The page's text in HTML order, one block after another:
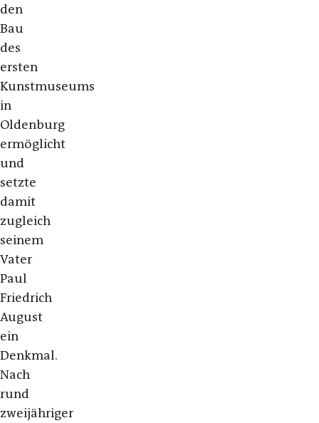
den
Bau
des
ersten
Kunstmuseums
in
Oldenburg
ermöglicht
und
setzte
damit
zugleich
seinem
Vater
Paul
Friedrich
August
ein
Denkmal.
Nach
rund
zweijähriger